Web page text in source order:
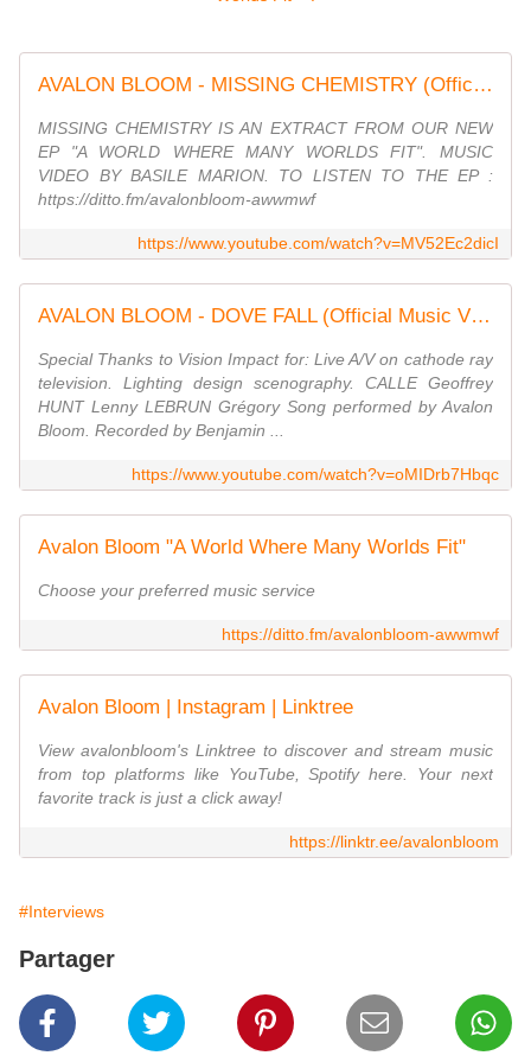
AVALON BLOOM - MISSING CHEMISTRY (Official Music Video)
MISSING CHEMISTRY IS AN EXTRACT FROM OUR NEW
EP "A WORLD WHERE MANY WORLDS FIT". MUSIC
VIDEO BY BASILE MARION. TO LISTEN TO THE EP :
https://ditto.fm/avalonbloom-awwmwf
https://www.youtube.com/watch?v=MV52Ec2dicI
AVALON BLOOM - DOVE FALL (Official Music Video)
Special Thanks to Vision Impact for: Live A/V on cathode ray
television. Lighting design scenography. CALLE Geoffrey
HUNT Lenny LEBRUN Grégory Song performed by Avalon
Bloom. Recorded by Benjamin ...
https://www.youtube.com/watch?v=oMIDrb7Hbqc
Avalon Bloom "A World Where Many Worlds Fit"
Choose your preferred music service
https://ditto.fm/avalonbloom-awwmwf
Avalon Bloom | Instagram | Linktree
View avalonbloom's Linktree to discover and stream music
from top platforms like YouTube, Spotify here. Your next
favorite track is just a click away!
https://linktr.ee/avalonbloom
#Interviews
Partager